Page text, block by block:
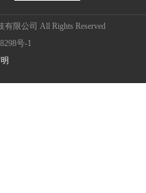
限公司 All Rights Reserved
号-1